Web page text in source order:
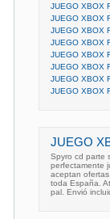
JUEGO XBOX
JUEGO XBOX
JUEGO XBOX
JUEGO XBOX
JUEGO XBOX
JUEGO XBOX
JUEGO XBOX
JUEGO XBOX
JUEGO
Spyro cd parte
perfectamente
aceptan
toda España.
pal. Envió